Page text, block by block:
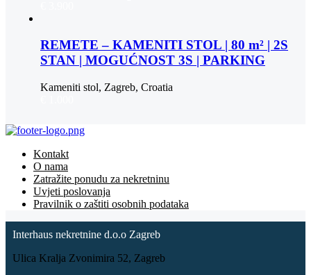
REMETE – KAMENITI STOL | 80 m² | 2S
STAN | MOGUĆNOST 3S | PARKING
Kameniti stol, Zagreb, Croatia
Kontakt
O nama
Zatražite ponudu za nekretninu
Uvjeti poslovanja
Pravilnik o zaštiti osobnih podataka
Interhaus nekretnine d.o.o Zagreb
Ulica Kralja Zvonimira 52, Zagreb